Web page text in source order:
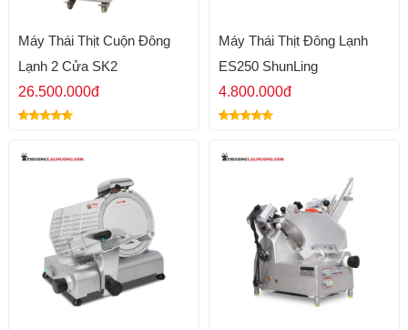
Máy Thái Thịt Cuộn Đông
Lạnh 2 Cửa SK2
26.500.000đ
Máy Thái Thịt Đông Lạnh
ES250 ShunLing
4.800.000đ